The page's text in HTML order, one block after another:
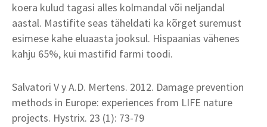
koera kulud tagasi alles kolmandal või neljandal
aastal. Mastifite seas täheldati ka kõrget suremust
esimese kahe eluaasta jooksul. Hispaanias vähenes
kahju 65%, kui mastifid farmi toodi.
Salvatori V y A.D. Mertens. 2012. Damage prevention
methods in Europe: experiences from LIFE nature
projects. Hystrix. 23 (1): 73-79